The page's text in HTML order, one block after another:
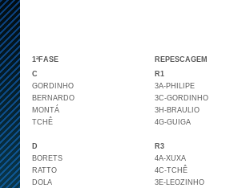
1ªFASE REPESCAGEM
C
R1
GORDINHO
3A-PHILIPE
BERNARDO
3C-GORDINHO
MONTÁ
3H-BRAULIO
TCHÊ
4G-GUIGA
D
R3
BORETS
4A-XUXA
RATTO
4C-TCHÊ
DOLA
3E-LEOZINHO